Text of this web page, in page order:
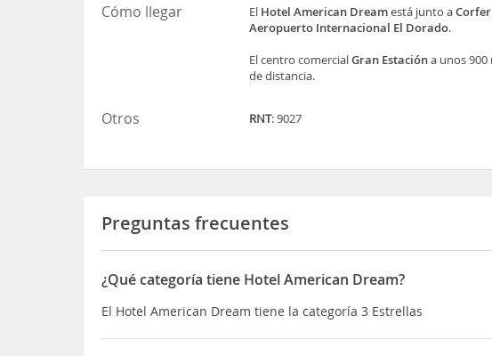
Cómo llegar El Hotel American Dreamestá junto a
Aeropuerto Internacional El Dorado.
El centro comercialGran Estacióna unos
de distancia.
Otros RNT: 9027
Preguntas frecuentes
¿Qué categoría tiene Hotel American Dream?
El Hotel American Dream tiene la categoría 3 Estrellas